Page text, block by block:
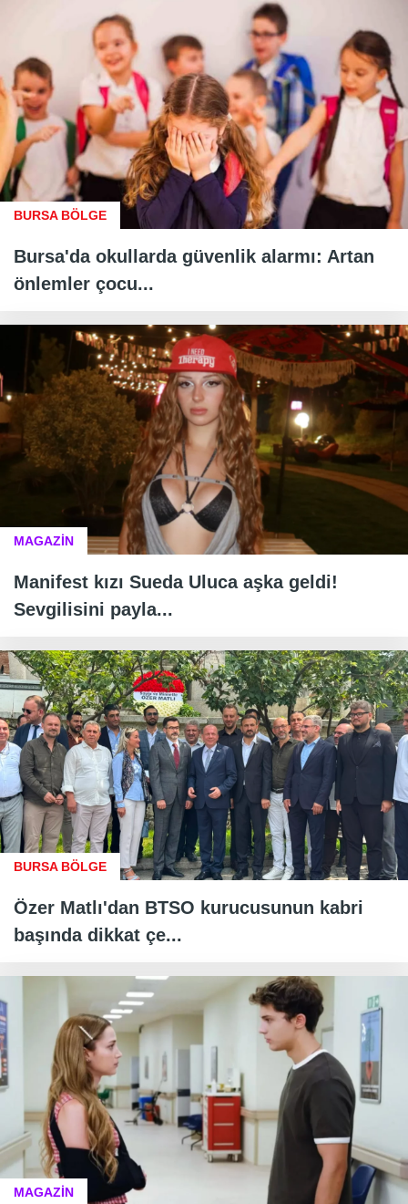
BURSA BÖLGE
Bursa'da okullarda güvenlik alarmı: Artan
önlemler çocu...
MAGAZİN
Manifest kızı Sueda Uluca aşka geldi!
Sevgilisini payla...
BURSA BÖLGE
Özer Matlı'dan BTSO kurucusunun kabri
başında dikkat çe...
MAGAZİN